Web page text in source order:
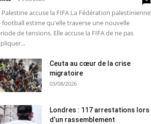
Palestine accuse la FIFA La Fédération palestinienne
football estime qu'elle traverse une nouvelle
de tensions. Elle accuse la FIFA de ne pas
Ceuta au cœur de la crise
migratoire
03/08/2026
Londres : 117 arrestations lors
d’un rassemblement